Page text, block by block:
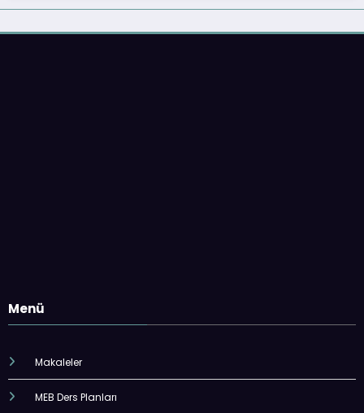
Menü
Makaleler
MEB Ders Planları